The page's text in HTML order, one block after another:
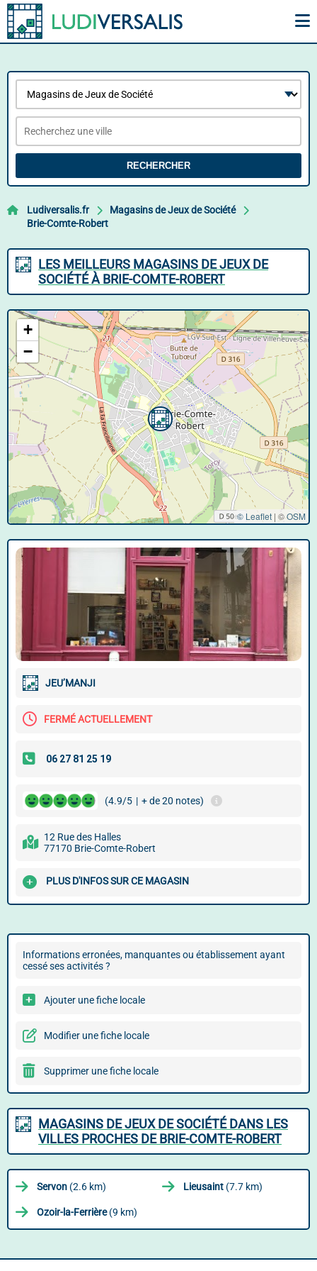
RECHERCHER
Ludiversalis.fr
Magasins de Jeux de Société
Brie-Comte-Robert
LES MEILLEURS MAGASINS DE JEUX DE
SOCIÉTÉ À BRIE-COMTE-ROBERT
+
−
© Leaflet | ©OSM
JEU’MANJI
FERMÉ ACTUELLEMENT
(4.9/5 | + de 20 notes)
12 Rue des Halles
77170 Brie-Comte-Robert
PLUS D'INFOS SUR CE MAGASIN
Informations erronées, manquantes ou établissement ayant
cessé ses activités ?
Ajouter une fiche locale
Modifier une fiche locale
Supprimer une fiche locale
MAGASINS DE JEUX DE SOCIÉTÉ DANS LES
VILLES PROCHES DE BRIE-COMTE-ROBERT
Servon (2.6 km) Lieusaint (7.7 km)
Ozoir-la-Ferrière(9 km)